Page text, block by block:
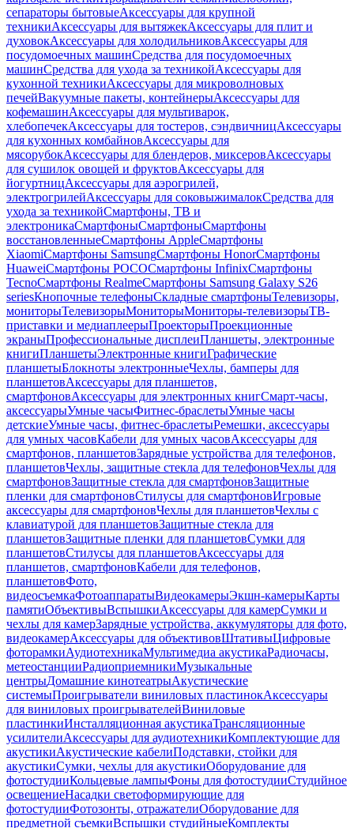
сепараторы бытовыеАксессуары для крупной
техникиАксессуары для вытяжекАксессуары для плит и
духовокАксессуары для холодильниковАксессуары для
посудомоечных машинСредства для посудомоечных
машинСредства для ухода за техникойАксессуары для
кухонной техникиАксессуары для микроволновых
печейВакуумные пакеты, контейнерыАксессуары для
кофемашинАксессуары для мультиварок,
хлебопечекАксессуары для тостеров, сэндвичницАксессуары
для кухонных комбайновАксессуары для
мясорубокАксессуары для блендеров, миксеровАксессуары
для сушилок овощей и фруктовАксессуары для
йогуртницАксессуары для аэрогрилей,
электрогрилейАксессуары для соковыжималокСредства для
ухода за техникойСмартфоны, ТВ и
электроникаСмартфоныСмартфоныСмартфоны
восстановленныеСмартфоны AppleСмартфоны
XiaomiСмартфоны SamsungСмартфоны HonorСмартфоны
HuaweiСмартфоны POCOСмартфоны InfinixСмартфоны
TecnoСмартфоны RealmeСмартфоны Samsung Galaxy S26
seriesКнопочные телефоныСкладные смартфоныТелевизоры,
мониторыТелевизорыМониторыМониторы-телевизорыТВ-
приставки и медиаплеерыПроекторыПроекционные
экраныПрофессиональные дисплеиПланшеты, электронные
книгиПланшетыЭлектронные книгиГрафические
планшетыБлокноты электронныеЧехлы, бамперы для
планшетовАксессуары для планшетов,
смартфоновАксессуары для электронных книгСмарт-часы,
аксессуарыУмные часыФитнес-браслетыУмные часы
детскиеУмные часы, фитнес-браслетыРемешки, аксессуары
для умных часовКабели для умных часовАксессуары для
смартфонов, планшетовЗарядные устройства для телефонов,
планшетовЧехлы, защитные стекла для телефоновЧехлы для
смартфоновЗащитные стекла для смартфоновЗащитные
пленки для смартфоновСтилусы для смартфоновИгровые
аксессуары для смартфоновЧехлы для планшетовЧехлы с
клавиатурой для планшетовЗащитные стекла для
планшетовЗащитные пленки для планшетовСумки для
планшетовСтилусы для планшетовАксессуары для
планшетов, смартфоновКабели для телефонов,
планшетовФото,
видеосъемкаФотоаппаратыВидеокамерыЭкшн-камерыКарты
памятиОбъективыВспышкиАксессуары для камерСумки и
чехлы для камерЗарядные устройства, аккумуляторы для фото,
видеокамерАксессуары для объективовШтативыЦифровые
фоторамкиАудиотехникаМультимедиа акустикаРадиочасы,
метеостанцииРадиоприемникиМузыкальные
центрыДомашние кинотеатрыАкустические
системыПроигрыватели виниловых пластинокАксессуары
для виниловых проигрывателейВиниловые
пластинкиИнсталляционная акустикаТрансляционные
усилителиАксессуары для аудиотехникиКомплектующие для
акустикиАкустические кабелиПодставки, стойки для
акустикиСумки, чехлы для акустикиОборудование для
фотостудииКольцевые лампыФоны для фотостудииСтудийное
освещениеНасадки светоформирующие для
фотостудииФотозонты, отражателиОборудование для
предметной съемкиВспышки студийныеКомплекты